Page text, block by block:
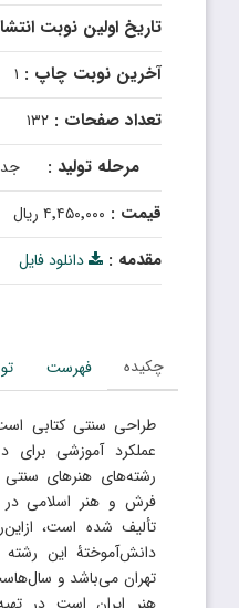
تاریخ اولین نوبت
آخرین نوبت چاپ : ۱
تعداد صفحات : ۱۳۲
مرحله تولید :
قیمت : ۴٬۴۵۰٬۰۰۰ ریال
مقدمه :
دانلود فایل
چکیده فهرست
طراحی سنتی کتابی
عملکرد آموزشی برای
رشته‌های هنرهای
فرش و هنر اسلامی
تألیف شده است،
دانش‌آموختۀ این رشته
تهران می‌باشد و